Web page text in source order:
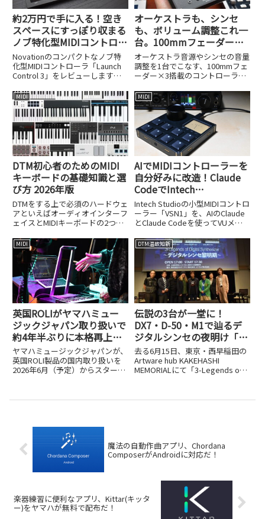
約2万円で手に入る！空き
スペースにすっぽり収まる
ノブ特化型MIDIコントロー
ラ、Novation Launch
Control 3
Novationのコンパクトなノブ特
化型MIDIコントローラ「Launch
Control 3」をレビューします。
ースに収まるサイズ感を紹介しま
す。
オーケストラも、シンセ
も、ボリューム調整これ一
台。100mmフェーダー×3
のGhost Note Audio
Conductor Mark II
オーケストラ音源やシンセの音量
調整を1台でこなす、100mmフェ
ーダー×3搭載のコントローラ
します。
MIDI
DTM初心者のためのMIDI
キーボードの基礎知識と選
び方 2026年版
DTMをする上で必須のハードウェ
アといえばオーディオインターフ
ェイスとMIDIキーボードの2つで
イスについては「DTM初心者のた
めのオーディオインターフェイス
選び」という記事で紹介している
ので、ここではMIDI...
MIDI
AIでMIDIコントローラーを
自分好みに改造！Claude
CodeでIntech
Studio「VSN1」をVUメー
ター化してみた
Intech Studioの小型MIDIコントロ
ーラー「VSN1」を、AIのClaude
とClaude Codeを使ってVUメー
ゼロから半日で完成させた手順
を、PythonやLuaのコード例とと
もに紹介します。
MIDI
英国ROLIがヤマハミュー
ジックジャパン取り扱いで
約4年半ぶりに本格再上
陸！手の動きで音を操る
Airwaveなど5機種が国内発
売開始
ヤマハミュージックジャパンが、
英国ROLI製品の国内取り扱いを
2026年6月（予定）からスタート
ズや、光るキーボードLUMIな
DTM温故知新
伝説の3台が一堂に！
DX7・D-50・M1で辿るデ
ジタルシンセの夜明け「3-
Legends of Digital
Synthesizer～デジタルシ
ンセ黎明期～」レポート
去る6月15日、東京・西早稲田の
Artware hub KAKEHASHI
MEMORIALにて「3-Legends of
イベントが開催されました。これ
魔法の自動作曲アプリ、Chordana
ComposerがAndroidに対応だ！
楽器練習に便利なアプリ、Kittar(キッタ
ー)をヤマハが無料で配布だ！